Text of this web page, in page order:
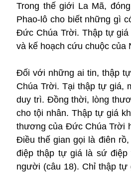
Trong thế giới La Mã,
Phao-lô cho biết những gì
Đức Chúa Trời. Thập tự
và kế hoạch cứu chuộc
Đối với những ai tin, thập
Chúa Trời. Tại thập tự giá,
duy trì. Đồng thời, lòng
cho tội nhân. Thập tự giá
thương của Đức Chúa Trời
Điều thế gian gọi là điên
điệp thập tự giá là sứ điệp
người (câu 18). Chỉ thập